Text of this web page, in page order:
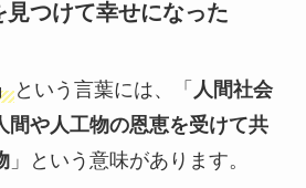
つけて幸せになった
という言葉には、「 人間社会
間や人工物の恩恵を受けて共
」という意味があります。